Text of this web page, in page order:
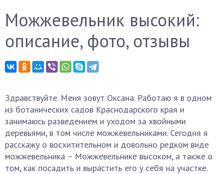
Можжевельник высокий:
описание, фото, отзывы
Здравствуйте. Меня зовут Оксана. Работаю я в одном
из ботанических садов Краснодарского края и
занимаюсь разведением и уходом за хвойными
деревьями, в том числе можжевельниками. Сегодня я
расскажу о восхитительном и довольно редком виде
можжевельника – Можжевельнике высоком, а также о
том, как посадить и вырастить его у себя на участке.